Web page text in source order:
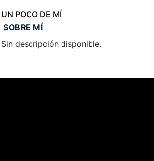
UN POCO DE MÍ
SOBRE MÍ
Sin descripción disponible.